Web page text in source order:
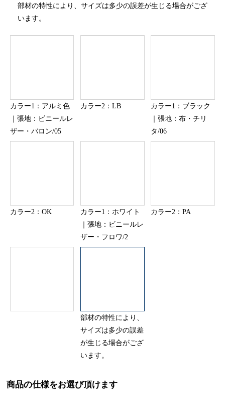
部材の特性により、サイズは多少の誤差が生じる場合がござ
います。
カラー1：アルミ色
｜張地：ビニールレ
ザー・バロン/05
カラー2：LB
カラー1：ブラック
｜張地：布・チリ
タ/06
カラー2：OK
カラー1：ホワイト
｜張地：ビニールレ
ザー・フロワ/2
カラー2：PA
部材の特性により、
サイズは多少の誤差
が生じる場合がござ
います。
商品の仕様をお選び頂けます